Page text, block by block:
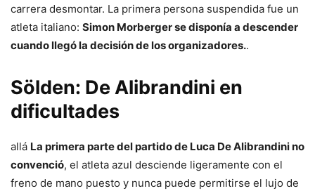
carrera desmontar. La primera persona suspendida fue un
atleta italiano: Simon Morberger se disponía a descender
cuando llegó la decisión de los organizadores..
Sölden: De Alibrandini en
dificultades
allá La primera parte del partido de Luca De Alibrandini no
convenció, el atleta azul desciende ligeramente con el
freno de mano puesto y nunca puede permitirse el lujo de